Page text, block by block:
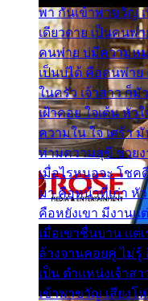
พา กันเข้าพาขวัญ เ
เดียวดาย เป็นคนพ่
คนพ่าย บ่มีความหม
เป็นบ่ได้ คือคนพ่าย
ในครัว เจ้าสาว ก็มั
เฝ้าคอย ใจเต้น หัว
ความใน ใจ เศร้า
ท่ามความสุขี ช่วยง
เมื่อไรหนอจะ โชค
มา คือหน้าที่เก่า หั
คือหยังเขา มีงานแ
เมื่อเขาชื่นบาน แต่
ล้างจานคอยคู่ ไม่รู้
เป็น ตำแหน่งเจ้าส
เข้าพาขวัญ เสียงโ